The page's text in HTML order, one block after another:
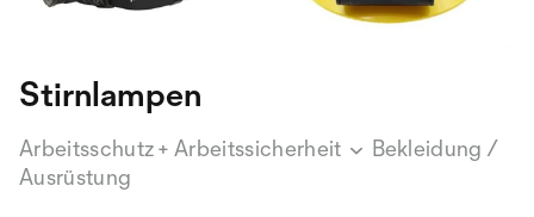
Stirnlampen
Arbeitsschutz + Arbeitssicherheit
Bekleidung /
Ausrüstung